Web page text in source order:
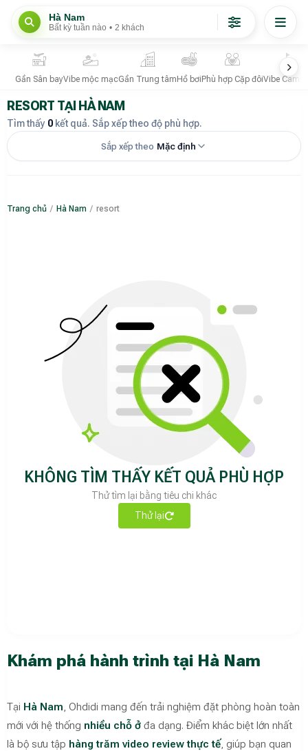
Hà Nam
Bất kỳ tuần nào • 2 khách
Gần Sân bayVibe mộc mạcGần Trung tâm Hồ bơi Phù hợp Cặp đôiVibe
RESORT TẠI HÀ NAM
Tìm thấy 0 kết quả. Sắp xếp theo độ phù hợp.
Sắp xếp theo Mặc định
Trang chủ / Hà Nam / resort
KHÔNG TÌM THẤY KẾT QUẢ PHÙ HỢP
Thử tìm lại bằng tiêu chi khác
Thử lại
Khám phá hành trình tại Hà Nam
Tại Hà Nam, Ohdidi mang đến trải nghiệm đặt phòng hoàn toàn
mới với hệ thống nhiều chỗ ở đa dạng. Điểm khác biệt lớn nhất
là bộ sưu tập hàng trăm video review thực tế, giúp bạn quan